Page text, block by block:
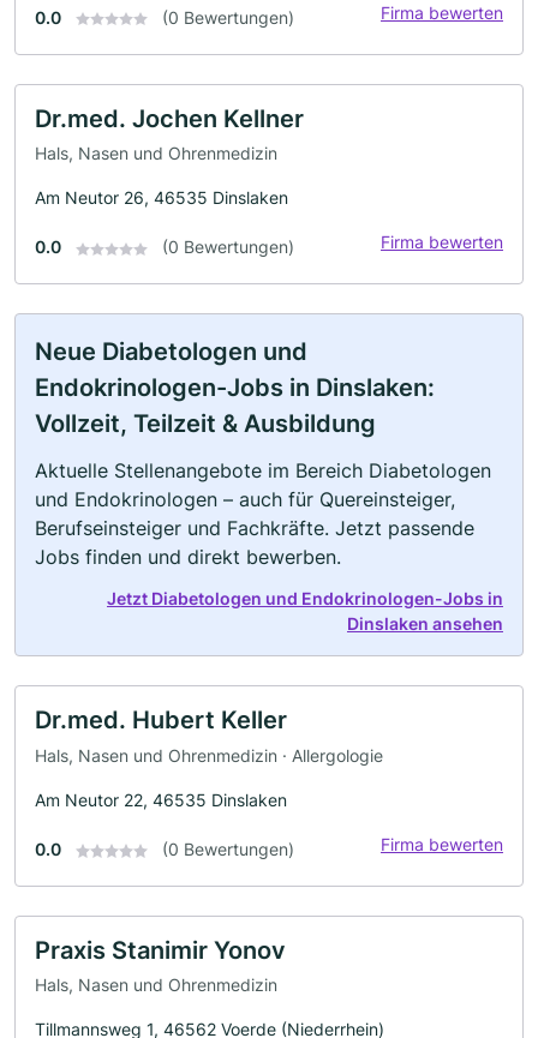
0.0 (0 Bewertungen) Firma bewerten
Dr.med. Jochen Kellner
Hals, Nasen und Ohrenmedizin
Am Neutor 26, 46535 Dinslaken
0.0 (0 Bewertungen) Firma bewerten
Neue Diabetologen und
Endokrinologen-Jobs in Dinslaken:
Vollzeit, Teilzeit & Ausbildung
Aktuelle Stellenangebote im Bereich Diabetologen
und Endokrinologen – auch für Quereinsteiger,
Berufseinsteiger und Fachkräfte. Jetzt passende
Jobs finden und direkt bewerben.
Jetzt Diabetologen und Endokrinologen-Jobs in
Dinslaken ansehen
Dr.med. Hubert Keller
Hals, Nasen und Ohrenmedizin · Allergologie
Am Neutor 22, 46535 Dinslaken
0.0 (0 Bewertungen) Firma bewerten
Praxis Stanimir Yonov
Hals, Nasen und Ohrenmedizin
Tillmannsweg 1, 46562 Voerde (Niederrhein)